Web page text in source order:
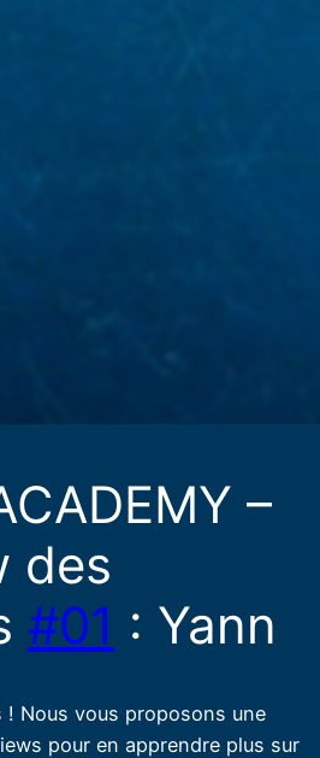
–
des
#01 : Yann
! Nous vous proposons une
pour en apprendre plus sur